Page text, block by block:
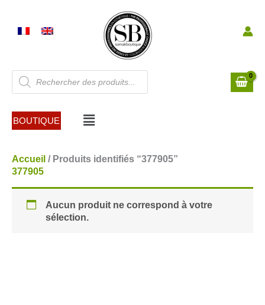
contenu
Recherche
de
produits
BOUTIQUE Menu
Accueil / Produits identifiés “377905”
377905
Aucun produit ne correspond à votre
sélection.